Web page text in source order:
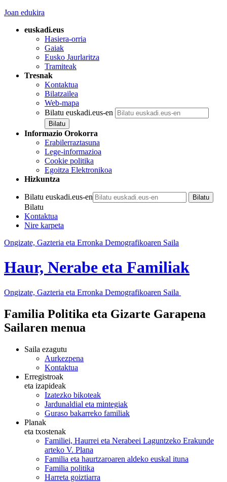
Joan edukira
euskadi.eus
Hasiera-orria
Gaiak
Eusko Jaurlaritza
Tramiteak
Tresnak
Kontaktua
Bilatzailea
Web-mapa
Bilatu euskadi.eus-en
Informazio Orokorra
Erabilerraztasuna
Lege-informazioa
Cookie politika
Egoitza Elektronikoa
Hizkuntza
Bilatu euskadi.eus-en
Bilatu
Kontaktua
Nire karpeta
Ongizate, Gazteria eta Erronka Demografikoaren Saila
Haur, Nerabe eta Familiak
Ongizate, Gazteria eta Erronka Demografikoaren Saila
Familia Politika eta Gizarte Garapena
Sailaren menua
Saila ezagutu
Aurkezpena
Kontaktua
Erregistroak
eta izapideak
Izatezko bikoteak
Jardunaldial eta mintegiak
Guraso bakarreko familiak
Planak
eta txostenak
Familiei, Haurrei eta Nerabeei Laguntzeko Erakunde
arteko V. Plana
Familia eta haurtzaroaren aldeko euskal ituna
Familia politika
Harreta goiztiarra